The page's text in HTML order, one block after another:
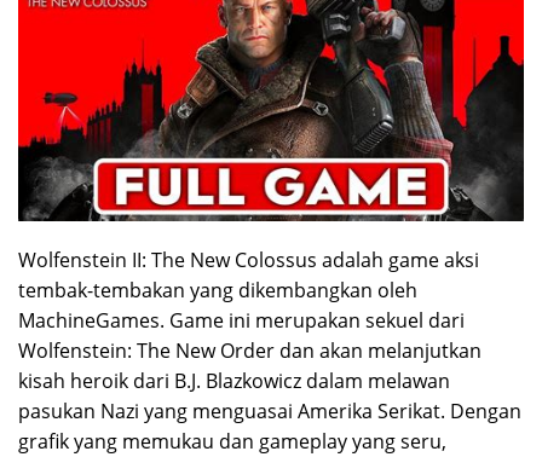
Wolfenstein II: The New Colossus adalah game aksi
tembak-tembakan yang dikembangkan oleh
MachineGames. Game ini merupakan sekuel dari
Wolfenstein: The New Order dan akan melanjutkan
kisah heroik dari B.J. Blazkowicz dalam melawan
pasukan Nazi yang menguasai Amerika Serikat. Dengan
grafik yang memukau dan gameplay yang seru,